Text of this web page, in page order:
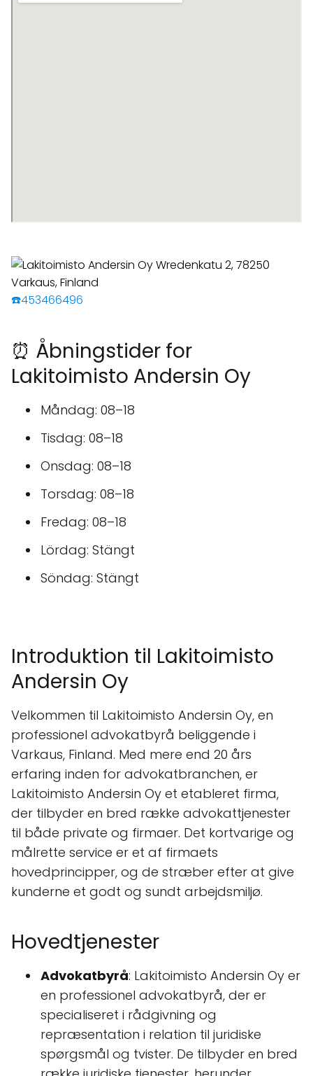
☎️453466496
⏰ Åbningstider for
Lakitoimisto Andersin Oy
Måndag: 08–18
Tisdag: 08–18
Onsdag: 08–18
Torsdag: 08–18
Fredag: 08–18
Lördag: Stängt
Söndag: Stängt
Introduktion til Lakitoimisto
Andersin Oy
Velkommen til Lakitoimisto Andersin Oy, en
professionel advokatbyrå beliggende i
Varkaus, Finland. Med mere end 20 års
erfaring inden for advokatbranchen, er
Lakitoimisto Andersin Oy et etableret firma,
der tilbyder en bred række advokattjenester
til både private og firmaer. Det kortvarige og
målrette service er et af firmaets
hovedprincipper, og de stræber efter at give
kunderne et godt og sundt arbejdsmiljø.
Hovedtjenester
Advokatbyrå: Lakitoimisto Andersin Oy er
en professionel advokatbyrå, der er
specialiseret i rådgivning og
repræsentation i relation til juridiske
spørgsmål og tvister. De tilbyder en bred